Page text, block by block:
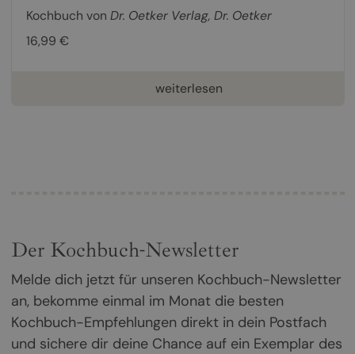
Kochbuch von Dr. Oetker Verlag, Dr. Oetker
16,99 €
weiterlesen
Der Kochbuch-Newsletter
Melde dich jetzt für unseren Kochbuch-Newsletter
an, bekomme einmal im Monat die besten
Kochbuch-Empfehlungen direkt in dein Postfach
und sichere dir deine Chance auf ein Exemplar des